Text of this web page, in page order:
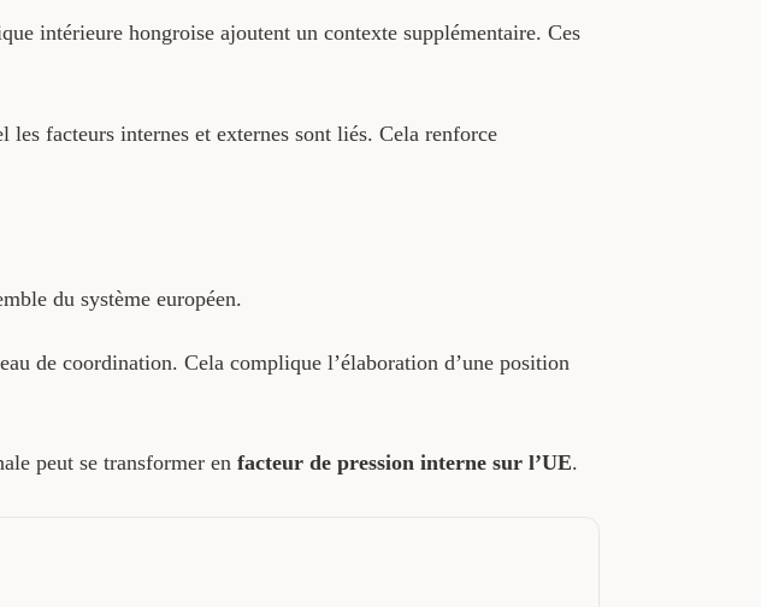
intérieure hongroise ajoutent un contexte supplémentaire. Ces
facteurs internes et externes sont liés. Cela renforce
du système européen.
de coordination. Cela complique l’élaboration d’une position
peut se transformer en facteur de pression interne sur l’UE.